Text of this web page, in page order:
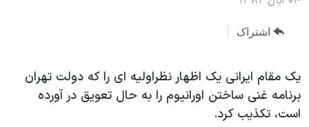
جهش
جستجو
ورزشی
ویژه برنامه‌ها
ویدیوها
جام جهانی ۲۰۲۶
۲۵۰سالگی آمریکا
بایگانی برنامه‌های تلویزیونی
فرکانس‌های صدای آمریکا
یادگیری زبان انگلیسی
اشتراک
يک مقام ايرانی يک اظهار نظراوليه ای را که دولت تهران
برنامه غنی ساختن اورانيوم را به حال تعويق در آورده
است، تکذيب کرد.